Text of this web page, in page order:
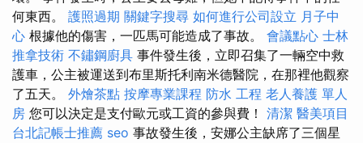
何東西。 護照過期 關鍵字搜尋 如何進行公司設立 月子中
心 根據他的傷害，一匹馬可能造成了事故。 會議點心 士林
推拿技術 不鏽鋼廚具 事件發生後，立即召集了一輛空中救
護車，公主被運送到布里斯托利南米德醫院，在那裡他觀察
了五天。 外燴茶點 按摩專業課程 防水 工程 老人養護 單人
房 您可以決定是支付歐元或工資的參與費！ 清潔 醫美項目
台北記帳士推薦 seo 事故發生後，安娜公主缺席了三個星